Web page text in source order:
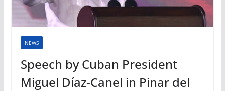
NEWS
Speech by Cuban President
Miguel Díaz-Canel in Pinar del